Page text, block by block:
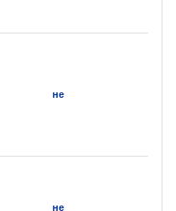
не
не